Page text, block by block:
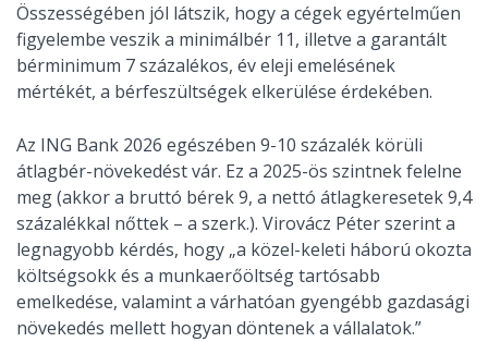
Összességében jól látszik, hogy a cégek egyértelműen
figyelembe veszik a minimálbér 11, illetve a garantált
bérminimum 7 százalékos, év eleji emelésének
mértékét, a bérfeszültségek elkerülése érdekében.
Az ING Bank 2026 egészében 9-10 százalék körüli
átlagbér-növekedést vár. Ez a 2025-ös szintnek felelne
meg (akkor a bruttó bérek 9, a nettó átlagkeresetek 9,4
százalékkal nőttek – a szerk.). Virovácz Péter szerint a
legnagyobb kérdés, hogy „a közel-keleti háború okozta
költségsokk és a munkaerőöltség tartósabb
emelkedése, valamint a várhatóan gyengébb gazdasági
növekedés mellett hogyan döntenek a vállalatok.”